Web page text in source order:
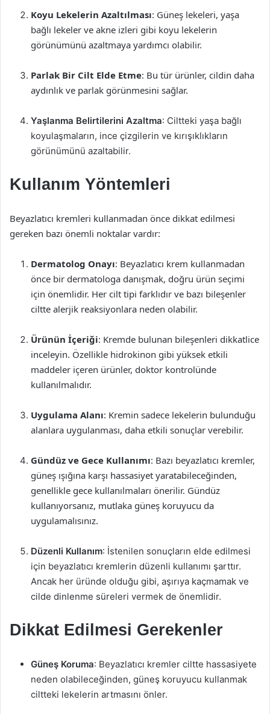
Koyu Lekelerin Azaltılması: Güneş lekeleri, yaşa
bağlı lekeler ve akne izleri gibi koyu lekelerin
görünümünü azaltmaya yardımcı olabilir.
Parlak Bir Cilt Elde Etme: Bu tür ürünler, cildin daha
aydınlık ve parlak görünmesini sağlar.
Yaşlanma Belirtilerini Azaltma: Ciltteki yaşa bağlı
koyulaşmaların, ince çizgilerin ve kırışıklıkların
görünümünü azaltabilir.
Kullanım Yöntemleri
Beyazlatıcı kremleri kullanmadan önce dikkat edilmesi
gereken bazı önemli noktalar vardır:
Dermatolog Onayı: Beyazlatıcı krem kullanmadan
önce bir dermatologa danışmak, doğru ürün seçimi
için önemlidir. Her cilt tipi farklıdır ve bazı bileşenler
ciltte alerjik reaksiyonlara neden olabilir.
Ürünün İçeriği: Kremde bulunan bileşenleri dikkatlice
inceleyin. Özellikle hidrokinon gibi yüksek etkili
maddeler içeren ürünler, doktor kontrolünde
kullanılmalıdır.
Uygulama Alanı: Kremin sadece lekelerin bulunduğu
alanlara uygulanması, daha etkili sonuçlar verebilir.
Gündüz ve Gece Kullanımı: Bazı beyazlatıcı kremler,
güneş ışığına karşı hassasiyet yaratabileceğinden,
genellikle gece kullanılmaları önerilir. Gündüz
kullanıyorsanız, mutlaka güneş koruyucu da
uygulamalısınız.
Düzenli Kullanım: İstenilen sonuçların elde edilmesi
için beyazlatıcı kremlerin düzenli kullanımı şarttır.
Ancak her üründe olduğu gibi, aşırıya kaçmamak ve
cilde dinlenme süreleri vermek de önemlidir.
Dikkat Edilmesi Gerekenler
Güneş Koruma: Beyazlatıcı kremler ciltte hassasiyete
neden olabileceğinden, güneş koruyucu kullanmak
ciltteki lekelerin artmasını önler.